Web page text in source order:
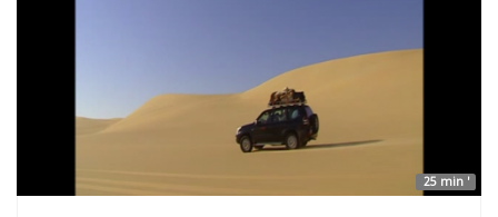
25 min '